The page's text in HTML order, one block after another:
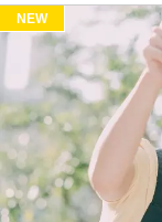
NEW